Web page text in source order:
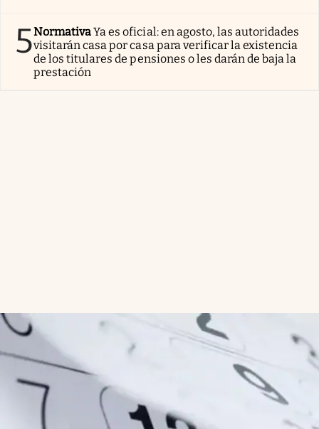
5NormativaYa es oficial: en agosto, las autoridades
visitarán casa por casa para verificar la existencia
de los titulares de pensiones o les darán de baja la
prestación